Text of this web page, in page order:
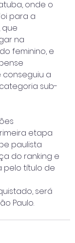
onde o
para a
que
na
feminino, e
conseguiu a
sub-
etapa
paulista
do ranking e
pelo título de
será
Paulo.